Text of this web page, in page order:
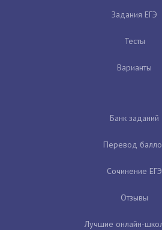
Задания ЕГЭ
Тесты
Варианты
Банк заданий
Перевод
Сочинение ЕГЭ
Отзывы
Лучшие онлайн-